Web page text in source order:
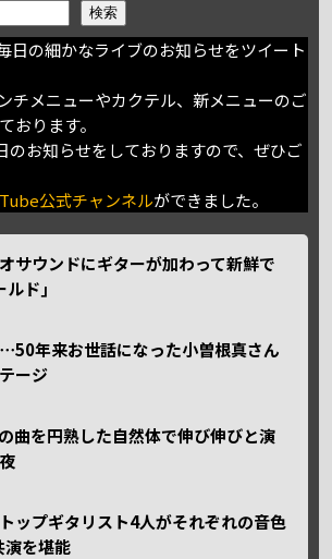
検索
日の細かなライブのお知らせをツイート
チメニューやカクテル、新メニューのご
おります。
のお知らせをしておりますので、ぜひご
公式チャンネルができました。
サウンドにギターが加わって新鮮で
ルド｣
年来お世話になった小曽根真さん
ージ
曲を円熟した自然体で伸び伸びと演
ップギタリスト4人がそれぞれの音色
演を堪能